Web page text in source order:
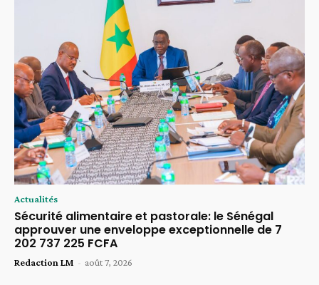
Actualités
Sécurité alimentaire et pastorale: le Sénégal
approuver une enveloppe exceptionnelle de 7
202 737 225 FCFA
Redaction LM - août 7, 2026